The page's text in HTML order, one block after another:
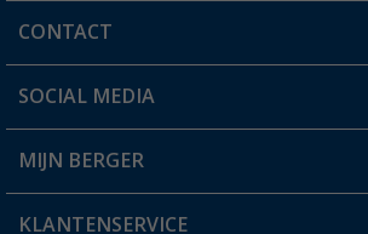
CONTACT
Een vraag?
Winkel vinden
SOCIAL MEDIA
MIJN BERGER
Mijn account
KLANTENSERVICE